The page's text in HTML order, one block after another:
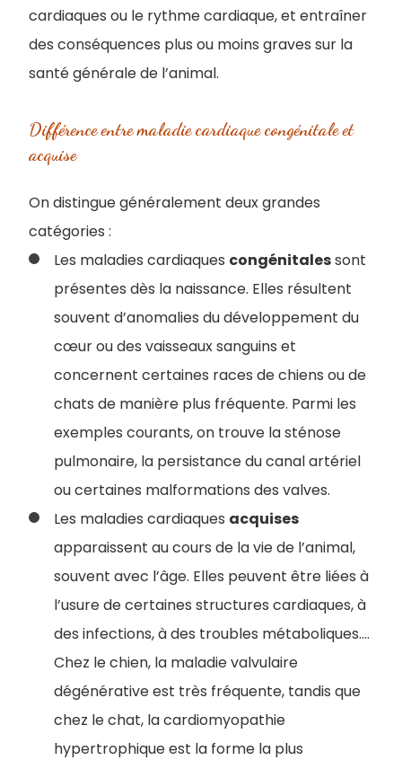
cardiaques ou le rythme cardiaque, et entraîner
des conséquences plus ou moins graves sur la
santé générale de l’animal.
Différence entre maladie cardiaque congénitale et
acquise
​​On distingue généralement deux grandes
catégories :
Les maladies cardiaques congénitalessont
présentes dès la naissance. Elles résultent
souvent d’anomalies du développement du
cœur ou des vaisseaux sanguins et
concernent certaines races de chiens ou de
chats de manière plus fréquente. Parmi les
exemples courants, on trouve la sténose
pulmonaire, la persistance du canal artériel
ou certaines malformations des valves.
Les maladies cardiaques acquises
apparaissent au cours de la vie de l’animal,
souvent avec l’âge. Elles peuvent être liées à
l’usure de certaines structures cardiaques, à
des infections, à des troubles métaboliques....
Chez le chien, la maladie valvulaire
dégénérative est très fréquente, tandis que
chez le chat, la cardiomyopathie
hypertrophique est la forme la plus